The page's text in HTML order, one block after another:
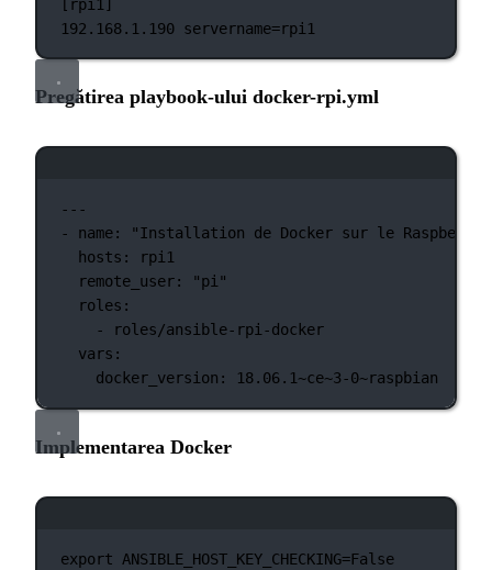
[rpi1]
192.168.1.190 servername=rpi1
Pregătirea playbook-ului docker-rpi.yml
---
-
name:
"Installation de Docker sur le Raspberry
hosts:
rpi1
remote_user:
"pi"
roles:
-
roles/ansible-rpi-docker
vars:
docker_version:
18.06.1~ce~3-0~raspbian
Implementarea Docker
export ANSIBLE_HOST_KEY_CHECKING=False